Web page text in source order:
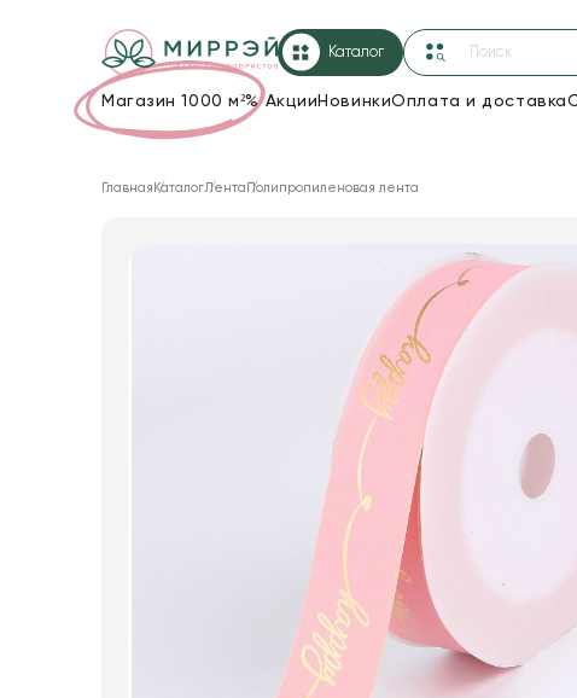
Каталог
Магазин 1000 м²%Акции НовинкиОплата и доставка
Пакеты для цветов и подарков
Искусственные цветы и растения
Декоративные вазы, кашпо
Главная КаталогЛента Полипропиленовая лента